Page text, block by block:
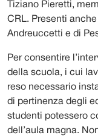
Tiziano Pieretti,
CRL. Presenti
Andreuccetti e di
Per consentire
della scuola, i cui
reso necessario
di pertinenza degli
studenti potessero
dell’aula magna.